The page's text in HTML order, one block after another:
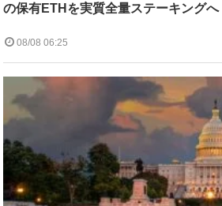
の保有ETHを実質全量ステーキングへ
08/08 06:25